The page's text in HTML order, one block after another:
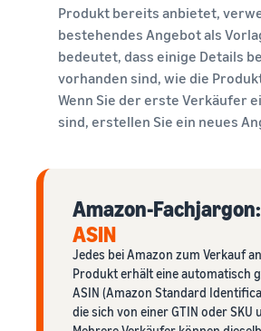
Produkt bereits anbietet,
bestehendes Angebot als
bedeutet, dass einige Details
vorhanden sind, wie die
Wenn Sie der erste Verkäufer
sind, erstellen Sie ein neues
Amazon-Fachjargon:
ASIN
Jedes bei Amazon zum Verkauf
Produkt erhält eine automatisch
ASIN (Amazon Standard
die sich von einer GTIN oder SKU